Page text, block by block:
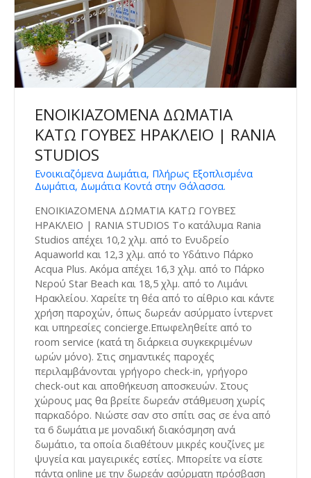
ΕΝΟΙΚΙΑΖΟΜΕΝΑ ΔΩΜΑΤΙΑ
ΚΑΤΩ ΓΟΥΒΕΣ ΗΡΑΚΛΕΙΟ | RANIA
STUDIOS
Ενοικιαζόμενα Δωμάτια, Πλήρως Εξοπλισμένα
Δωμάτια, Δωμάτια Κοντά στην Θάλασσα.
ΕΝΟΙΚΙΑΖΟΜΕΝΑ ΔΩΜΑΤΙΑ ΚΑΤΩ ΓΟΥΒΕΣ
ΗΡΑΚΛΕΙΟ | RANIA STUDIOS Το κατάλυμα Rania
Studios απέχει 10,2 χλμ. από το Ενυδρείο
Aquaworld και 12,3 χλμ. από το Υδάτινο Πάρκο
Acqua Plus. Ακόμα απέχει 16,3 χλμ. από το Πάρκο
Νερού Star Beach και 18,5 χλμ. από το Λιμάνι
Ηρακλείου. Χαρείτε τη θέα από το αίθριο και κάντε
χρήση παροχών, όπως δωρεάν ασύρματο ίντερνετ
και υπηρεσίες concierge.Επωφεληθείτε από το
room service (κατά τη διάρκεια συγκεκριμένων
ωρών μόνο). Στις σημαντικές παροχές
περιλαμβάνονται γρήγορο check-in, γρήγορο
check-out και αποθήκευση αποσκευών. Στους
χώρους μας θα βρείτε δωρεάν στάθμευση χωρίς
παρκαδόρο. Νιώστε σαν στο σπίτι σας σε ένα από
τα 6 δωμάτια με μοναδική διακόσμηση ανά
δωμάτιο, τα οποία διαθέτουν μικρές κουζίνες με
ψυγεία και μαγειρικές εστίες. Mπορείτε να είστε
πάντα online με την δωρεάν ασύρματη πρόσβαση